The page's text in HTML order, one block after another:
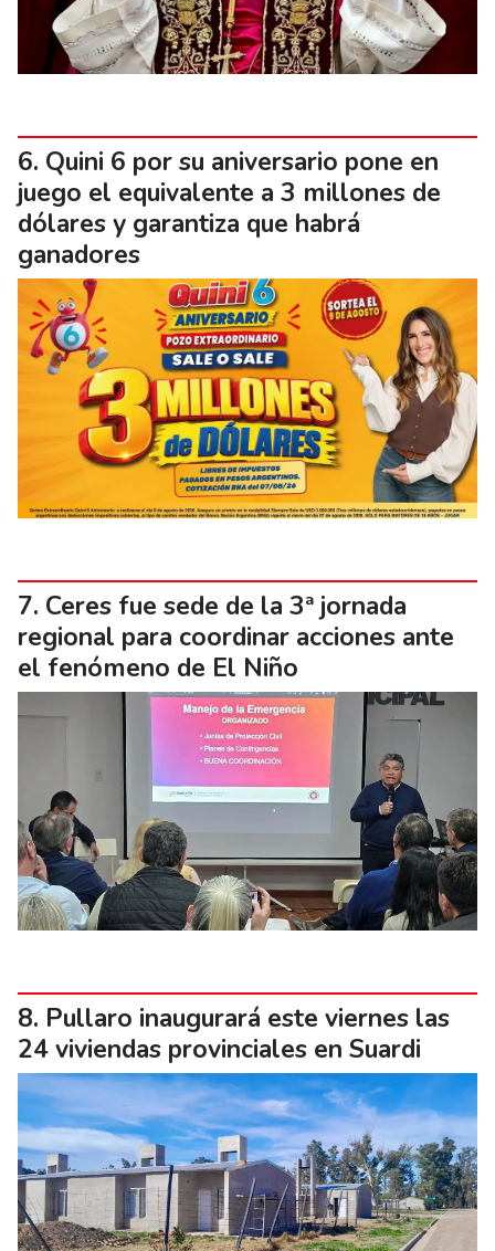
Quini 6 por su aniversario pone en
juego el equivalente a 3 millones de
dólares y garantiza que habrá
ganadores
Ceres fue sede de la 3ª jornada
regional para coordinar acciones ante
el fenómeno de El Niño
Pullaro inaugurará este viernes las
24 viviendas provinciales en Suardi